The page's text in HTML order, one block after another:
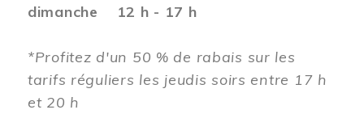
dimanche 12 h - 17 h
*Profitez d'un 50 % de rabais sur les
tarifs réguliers les jeudis soirs entre 17 h
et 20 h